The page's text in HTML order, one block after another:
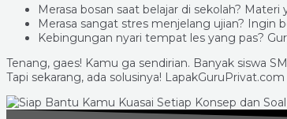
Merasa bosan saat belajar di sekolah?
Merasa sangat stres menjelang ujian? Ingin
Kebingungan nyari tempat les yang pas?
Tenang, gaes! Kamu ga sendirian. Banyak siswa
Tapi sekarang, ada solusinya!